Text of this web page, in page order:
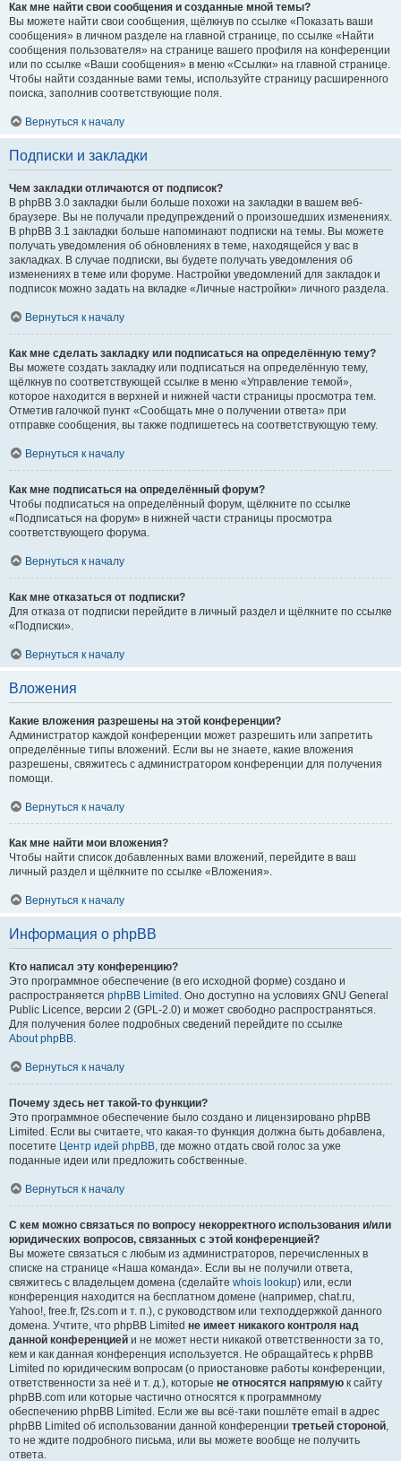
Как мне найти свои сообщения и созданные мной темы?
Вы можете найти свои сообщения, щёлкнув по ссылке «Показать ваши
сообщения» в личном разделе на главной странице, по ссылке «Найти
сообщения пользователя» на странице вашего профиля на конференции
или по ссылке «Ваши сообщения» в меню «Ссылки» на главной странице.
Чтобы найти созданные вами темы, используйте страницу расширенного
поиска, заполнив соответствующие поля.
Вернуться к началу
Подписки и закладки
Чем закладки отличаются от подписок?
В phpBB 3.0 закладки были больше похожи на закладки в вашем веб-
браузере. Вы не получали предупреждений о произошедших изменениях.
В phpBB 3.1 закладки больше напоминают подписки на темы. Вы можете
получать уведомления об обновлениях в теме, находящейся у вас в
закладках. В случае подписки, вы будете получать уведомления об
изменениях в теме или форуме. Настройки уведомлений для закладок и
подписок можно задать на вкладке «Личные настройки» личного раздела.
Вернуться к началу
Как мне сделать закладку или подписаться на определённую тему?
Вы можете создать закладку или подписаться на определённую тему,
щёлкнув по соответствующей ссылке в меню «Управление темой»,
которое находится в верхней и нижней части страницы просмотра тем.
Отметив галочкой пункт «Сообщать мне о получении ответа» при
отправке сообщения, вы также подпишетесь на соответствующую тему.
Вернуться к началу
Как мне подписаться на определённый форум?
Чтобы подписаться на определённый форум, щёлкните по ссылке
«Подписаться на форум» в нижней части страницы просмотра
соответствующего форума.
Вернуться к началу
Как мне отказаться от подписки?
Для отказа от подписки перейдите в личный раздел и щёлкните по ссылке
«Подписки».
Вернуться к началу
Вложения
Какие вложения разрешены на этой конференции?
Администратор каждой конференции может разрешить или запретить
определённые типы вложений. Если вы не знаете, какие вложения
разрешены, свяжитесь с администратором конференции для получения
помощи.
Вернуться к началу
Как мне найти мои вложения?
Чтобы найти список добавленных вами вложений, перейдите в ваш
личный раздел и щёлкните по ссылке «Вложения».
Вернуться к началу
Информация о phpBB
Кто написал эту конференцию?
Это программное обеспечение (в его исходной форме) создано и
распространяется phpBB Limited . Оно доступно на условиях GNU General
Public Licence, версии 2 (GPL-2.0) и может свободно распространяться.
Для получения более подробных сведений перейдите по ссылке
About phpBB.
Вернуться к началу
Почему здесь нет такой-то функции?
Это программное обеспечение было создано и лицензировано phpBB
Limited. Если вы считаете, что какая-то функция должна быть добавлена,
посетите Центр идей phpBB, где можно отдать свой голос за уже
поданные идеи или предложить собственные.
Вернуться к началу
С кем можно связаться по вопросу некорректного использования и/или
юридических вопросов, связанных с этой конференцией?
Вы можете связаться с любым из администраторов, перечисленных в
списке на странице «Наша команда». Если вы не получили ответа,
свяжитесь с владельцем домена (сделайте whois lookup) или, если
конференция находится на бесплатном домене (например, chat.ru,
Yahoo!, free.fr, f2s.com и т. п.), с руководством или техподдержкой данного
домена. Учтите, что phpBB Limited не имеет никакого контроля над
данной конференцией и не может нести никакой ответственности за то,
кем и как данная конференция используется. Не обращайтесь к phpBB
Limited по юридическим вопросам (о приостановке работы конференции,
ответственности за неё и т. д.), которые не относятся напрямую к сайту
phpBB.com или которые частично относятся к программному
обеспечению phpBB Limited. Если же вы всё-таки пошлёте email в адрес
phpBB Limited об использовании данной конференции третьей стороной,
то не ждите подробного письма, или вы можете вообще не получить
ответа.